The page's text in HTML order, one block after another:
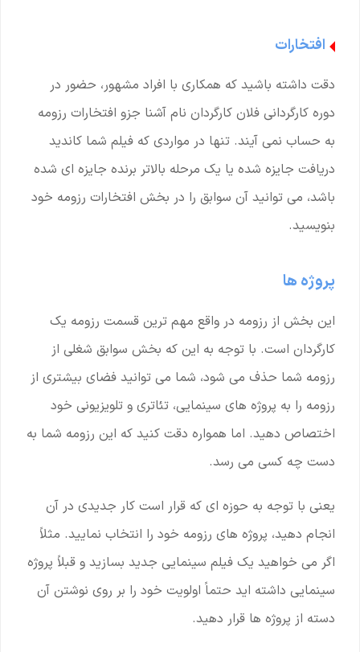
افتخارات
دقت داشته باشید که همکاری با افراد مشهور، حضور در
دوره کارگردانی فلان کارگردان نام آشنا جزو افتخارات رزومه
به حساب نمی آیند. تنها در مواردی که فیلم شما کاندید
دریافت جایزه شده یا یک مرحله بالاتر برنده جایزه ای شده
باشد، می توانید آن سوابق را در بخش افتخارات رزومه خود
بنویسید.
پروژه ها
این بخش از رزومه در واقع مهم ترین قسمت رزومه یک
کارگردان است. با توجه به این که بخش سوابق شغلی از
رزومه شما حذف می شود، شما می توانید فضای بیشتری از
رزومه را به پروژه های سینمایی، تئاتری و تلویزیونی خود
اختصاص دهید. اما همواره دقت کنید که این رزومه شما به
دست چه کسی می رسد.
یعنی با توجه به حوزه ای که قرار است کار جدیدی در آن
انجام دهید، پروژه های رزومه خود را انتخاب نمایید. مثلاً
اگر می خواهید یک فیلم سینمایی جدید بسازید و قبلاً پروژه
سینمایی داشته اید حتماً اولویت خود را بر روی نوشتن آن
دسته از پروژه ها قرار دهید.